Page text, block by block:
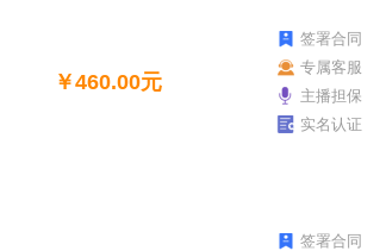
￥460.00元
签署合同
专属客服
主播担保
实名认证
签署合同